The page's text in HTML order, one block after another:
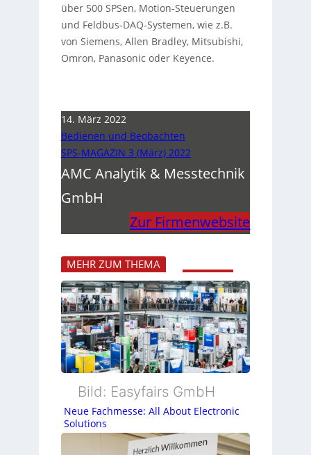
über 500 SPSen, Motion-Steuerungen
und Feldbus-DAQ-Systemen, wie z.B.
von Siemens, Allen Bradley, Mitsubishi,
Omron, Panasonic oder Keyence.
14. März 2022
Bedienen und Beobachten
SPS-MAGAZIN 3 (März) 2022
AMC Analytik & Messtechnik
GmbH
Zur Firmenwebsite
MEHR ZUM THEMA
Bild: Easyfairs GmbH
Neue Fachmesse: All About Electronic
Solutions